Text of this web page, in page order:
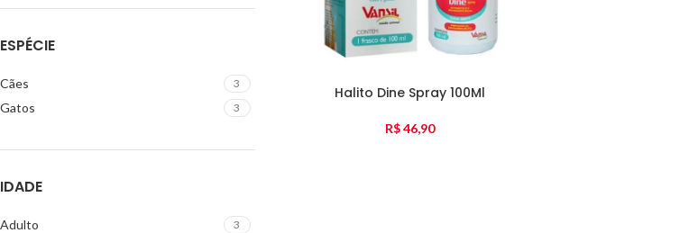
ESPÉCIE
Cães 3
Gatos 3
IDADE
Adulto 3
Halito Dine Spray 100Ml
R$46,90